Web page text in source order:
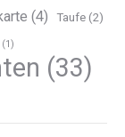
(4) Taufe (2)
(1)
(33)